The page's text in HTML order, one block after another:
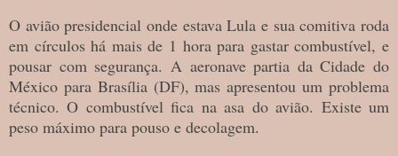
O avião presidencial onde estava Lula e sua comitiva roda
em círculos há mais de 1 hora para gastar combustível, e
pousar com segurança. A aeronave partia da Cidade do
México para Brasília (DF), mas apresentou um problema
técnico. O combustível fica na asa do avião. Existe um
peso máximo para pouso e decolagem.